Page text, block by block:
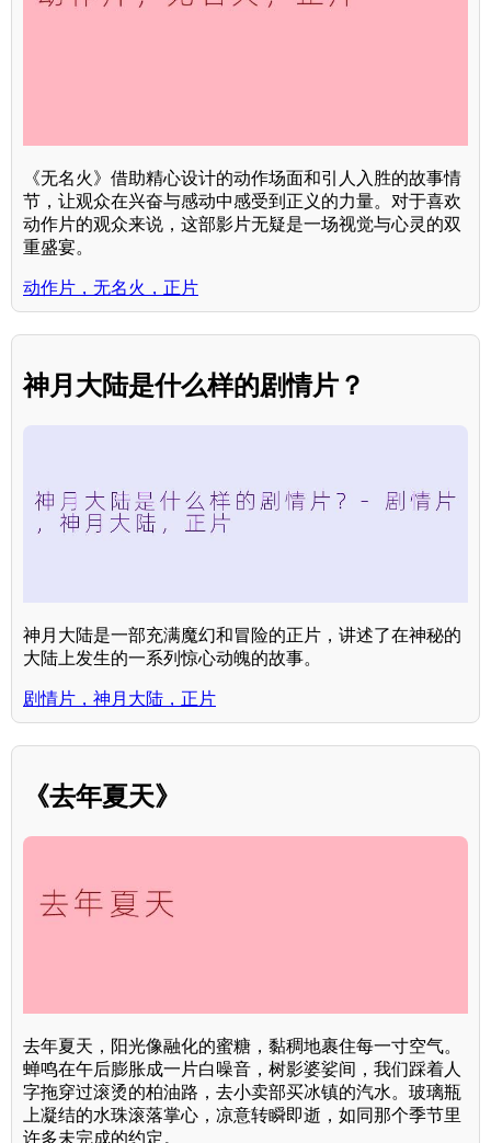
《无名火》借助精心设计的动作场面和引人入胜的故事情
节，让观众在兴奋与感动中感受到正义的力量。对于喜欢
动作片的观众来说，这部影片无疑是一场视觉与心灵的双
重盛宴。
动作片，无名火，正片
神月大陆是什么样的剧情片？
神月大陆是一部充满魔幻和冒险的正片，讲述了在神秘的
大陆上发生的一系列惊心动魄的故事。
剧情片，神月大陆，正片
《去年夏天》
去年夏天，阳光像融化的蜜糖，黏稠地裹住每一寸空气。
蝉鸣在午后膨胀成一片白噪音，树影婆娑间，我们踩着人
字拖穿过滚烫的柏油路，去小卖部买冰镇的汽水。玻璃瓶
上凝结的水珠滚落掌心，凉意转瞬即逝，如同那个季节里
许多未完成的约定。